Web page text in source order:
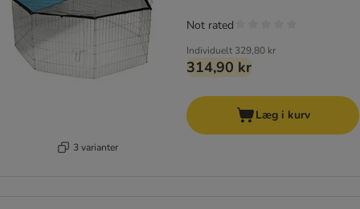
3 varianter
Individuelt 329,80 kr
314,90 kr
Not rated
Læg i kurv